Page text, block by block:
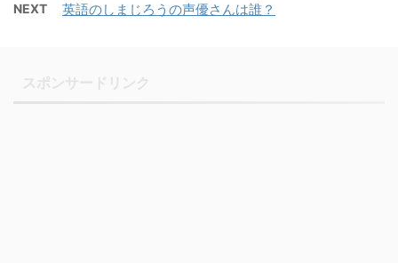
NEXT 英語のしまじろうの声優さんは誰？